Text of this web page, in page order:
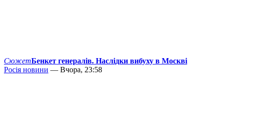
СюжетБенкет генералів. Наслідки вибуху в Москві
Росія новини — Вчора, 23:58